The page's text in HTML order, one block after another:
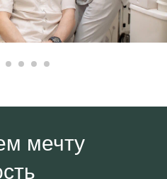
мечту